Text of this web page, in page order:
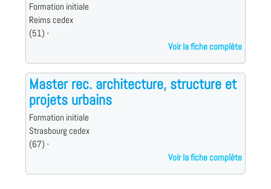
Formation initiale
Reims cedex
(51) -
Voir la fiche complète
Master rec. architecture, structure et
projets urbains
Formation initiale
Strasbourg cedex
(67) -
Voir la fiche complète